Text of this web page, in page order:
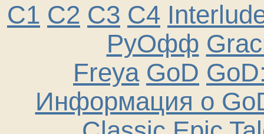
C1 C2 C3 C4
РуОфф
Freya GoD
Информация о